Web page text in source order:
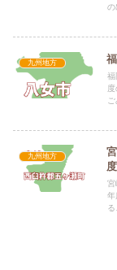
の
九州地方
福
九州地方
宮
年